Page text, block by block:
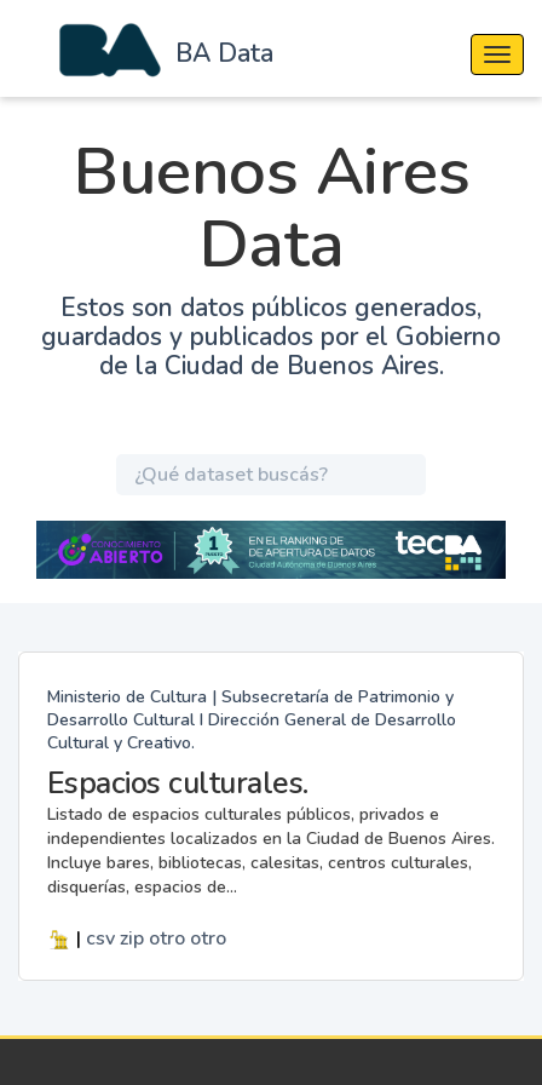
BA Data
Buenos Aires
Data
Estos son datos públicos generados,
guardados y publicados por el Gobierno
de la Ciudad de Buenos Aires.
Ministerio de Cultura | Subsecretaría de Patrimonio y
Desarrollo Cultural I Dirección General de Desarrollo
Cultural y Creativo.
Espacios culturales.
Listado de espacios culturales públicos, privados e
independientes localizados en la Ciudad de Buenos Aires.
Incluye bares, bibliotecas, calesitas, centros culturales,
disquerías, espacios de...
| csv zip otro otro